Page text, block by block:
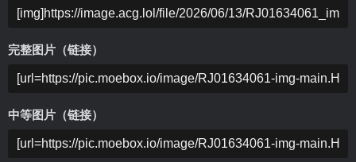
完整图片（链接）
中等图片（链接）